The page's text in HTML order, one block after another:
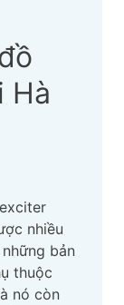
Hà
nhiều
bản
thuộc
nó còn